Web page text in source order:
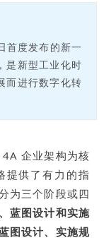
首度发布的新一
是新型工业化时
而进行数字化转
企业架构为核
提供了有力的指
为三个阶段或四
蓝图设计和实施
图设计、实施规